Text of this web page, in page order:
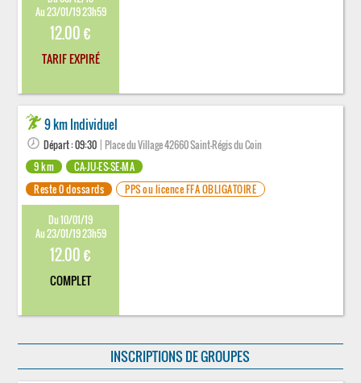
Au 23/01/19 23h59
12.00 €
TARIF EXPIRÉ
9 km Individuel
Départ : 09:30 | Place du Village 42660 Saint-Régis du Coin
9 km
CA-JU-ES-SE-MA
Reste 0 dossards
PPS ou licence FFA OBLIGATOIRE
Du 10/01/19
Au 23/01/19 23h59
12.00 €
COMPLET
INSCRIPTIONS DE GROUPES